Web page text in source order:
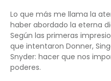
Lo que más me llama la
haber abordado la eterna
Según las primeras
que intentaron Donner,
Snyder: hacer que nos
poderes.